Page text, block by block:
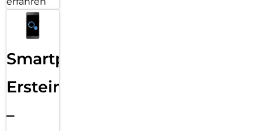
Smartphone
Ersteinrichtung
–